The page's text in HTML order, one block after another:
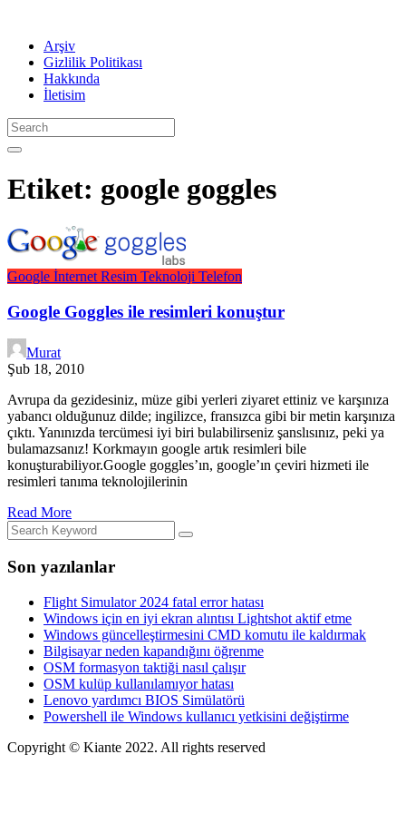
Arşiv
Gizlilik Politikası
Hakkında
İletisim
Etiket: google goggles
Google İnternet Resim Teknoloji Telefon
Google Goggles ile resimleri konuştur
Murat
Şub 18, 2010
Avrupa da gezidesiniz, müze gibi yerleri ziyaret ettiniz ve karşınıza
yabancı olduğunuz dilde; ingilizce, fransızca gibi bir metin karşınıza
çıktı. Yanınızda tercümesi iyi biri bulabilirseniz şanslısınız, peki ya
bulamazsanız! Korkmayın google artık resimleri bile
konuşturabiliyor.Google goggles’ın, google’ın çeviri hizmeti ile
resimleri tanıma teknolojilerinin
Read More
Son yazılanlar
Flight Simulator 2024 fatal error hatası
Windows için en iyi ekran alıntısı Lightshot aktif etme
Windows güncelleştirmesini CMD komutu ile kaldırmak
Bilgisayar neden kapandığını öğrenme
OSM formasyon taktiği nasıl çalışır
OSM kulüp kullanılamıyor hatası
Lenovo yardımcı BIOS Simülatörü
Powershell ile Windows kullanıcı yetkisini değiştirme
Copyright © Kiante 2022. All rights reserved